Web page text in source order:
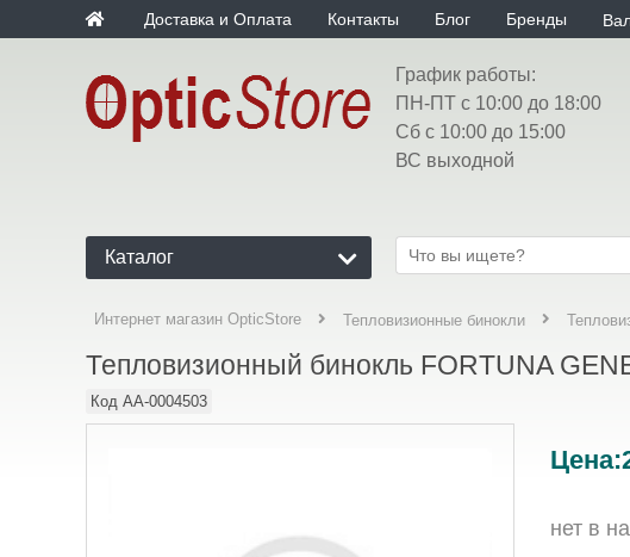
Доставка и Оплата Контакты Блог Бренды
График работы:
ПН-ПТ с 10:00 до 18:00
Сб с 10:00 до 15:00
ВС выходной
Каталог
Интернет магазин OpticStore Тепловизионные бинокли
Тепловизионный бинокль FORTUNA
Код AA-0004503
Цена:
нет в